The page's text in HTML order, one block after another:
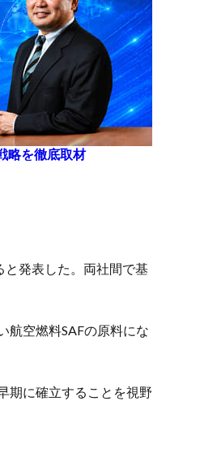
略を徹底取材
発表した。両社間で基
航空燃料SAFの原料にな
期に確立することを視野